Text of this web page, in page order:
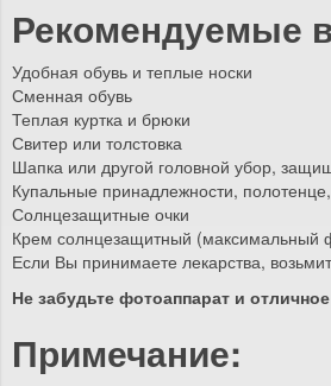
Рекомендуемые
Удобная обувь и теплые носки
Сменная обувь
Теплая куртка и брюки
Свитер или толстовка
Шапка или другой головной убор,
Купальные принадлежности,
Солнцезащитные очки
Крем солнцезащитный (максимальный
Если Вы принимаете лекарства,
Не забудьте фотоаппарат и
Примечание: